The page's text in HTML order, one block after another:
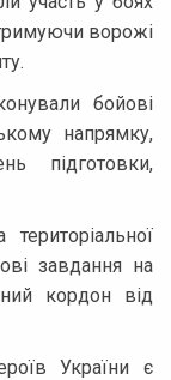
ворожі
бойові
напрямку,
підготовки,
завдання на
кордон від
України є